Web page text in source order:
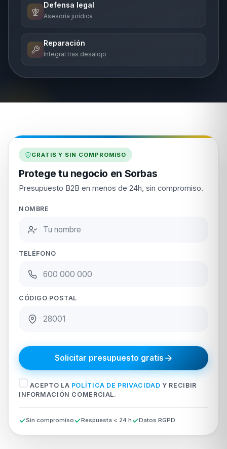
Defensa legal
Asesoría jurídica
Reparación
Integral tras desalojo
GRATIS Y SIN COMPROMISO
Protege tu negocio en Sorbas
Presupuesto B2B en menos de 24h, sin compromiso.
NOMBRE
TELÉFONO
CÓDIGO POSTAL
Solicitar presupuesto gratis
ACEPTO LA POLÍTICA DE PRIVACIDAD Y RECIBIR
INFORMACIÓN COMERCIAL.
Sin compromiso Respuesta < 24 h Datos RGPD